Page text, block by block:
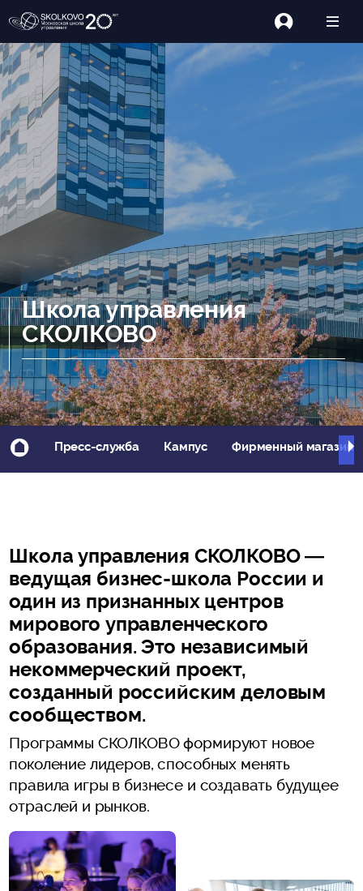
Школа управления
СКОЛКОВО
Пресс-служба Кампус Фирменный магазин
Школа управления СКОЛКОВО —
ведущая бизнес-школа России и
один из признанных центров
мирового управленческого
образования. Это независимый
некоммерческий проект,
созданный российским деловым
сообществом.
Программы СКОЛКОВО формируют новое
поколение лидеров, способных менять
правила игры в бизнесе и создавать будущее
отраслей и рынков.